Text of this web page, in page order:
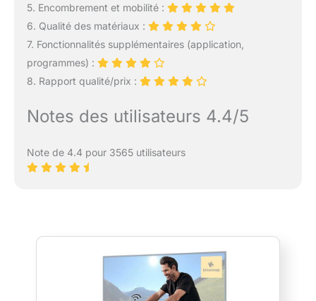
5. Encombrement et mobilité :
6. Qualité des matériaux :
7. Fonctionnalités supplémentaires (application,
programmes) :
8. Rapport qualité/prix :
Notes des utilisateurs 4.4/5
Note de 4.4 pour 3565 utilisateurs